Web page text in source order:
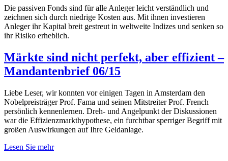
Die passiven Fonds sind für alle Anleger leicht verständlich und
zeichnen sich durch niedrige Kosten aus. Mit ihnen investieren
Anleger ihr Kapital breit gestreut in weltweite Indizes und senken so
ihr Risiko erheblich.
Märkte sind nicht perfekt, aber effizient –
Mandantenbrief 06/15
Liebe Leser, wir konnten vor einigen Tagen in Amsterdam den
Nobelpreisträger Prof. Fama und seinen Mitstreiter Prof. French
persönlich kennenlernen. Dreh- und Angelpunkt der Diskussionen
war die Effizienzmarkthypothese, ein furchtbar sperriger Begriff mit
großen Auswirkungen auf Ihre Geldanlage.
Lesen Sie mehr